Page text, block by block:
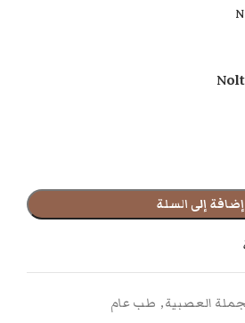
إضافة إلى السلة
العصبية, طب عام